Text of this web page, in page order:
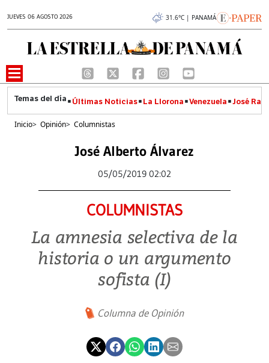
JUEVES 06 AGOSTO 2026 31.6°C | PANAMÁ
Últimas Noticias La Llorona Venezuela José
Inicio> Opinión> Columnistas
José Alberto Álvarez
05/05/2019 02:02
COLUMNISTAS
La amnesia selectiva de la
historia o un argumento
sofista (I)
Columna de Opinión